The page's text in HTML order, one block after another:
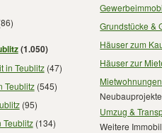
(1.050)
in Teublitz(47)
Teublitz(545)
(95)
Teublitz(134)
Grundstücke &
Häuser zum
Häuser zur
Umzug &
Weitere